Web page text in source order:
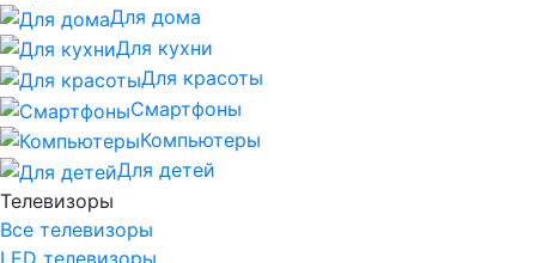
Для дома
Для кухни
Для красоты
Смартфоны
Компьютеры
Для детей
Телевизоры
Все телевизоры